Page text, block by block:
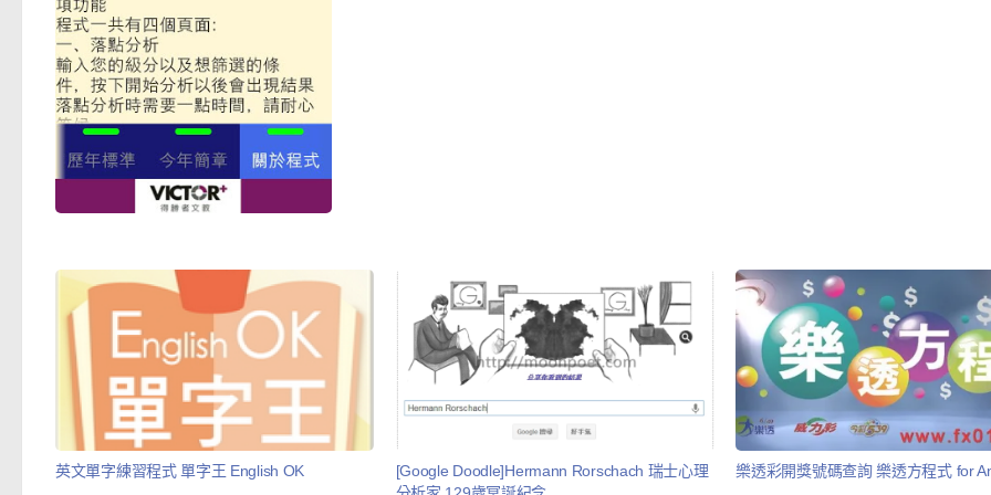
英文單字練習程式 單字王 English OK
[Google Doodle]Hermann Rorschach 瑞士心理
樂透彩開獎號碼查詢 樂透方程式 for